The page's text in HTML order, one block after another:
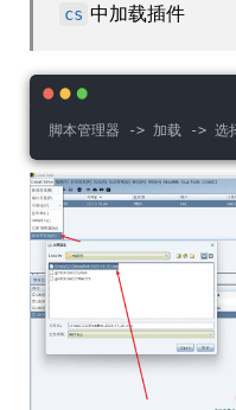
cs 中加载插件
脚本管理器 -> 加载 -> 选